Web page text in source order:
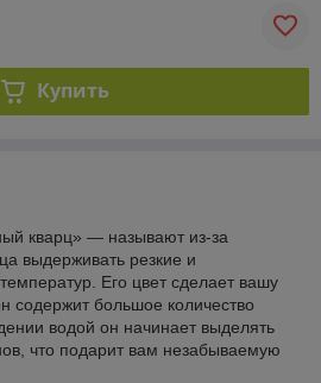
Купить
кварц» ― называют из-за
выдерживать резкие и
Его цвет сделает вашу
содержит большое количество
водой он начинает выделять
что подарит вам незабываемую